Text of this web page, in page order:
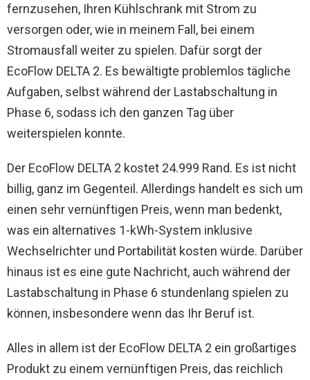
fernzusehen, Ihren Kühlschrank mit Strom zu
versorgen oder, wie in meinem Fall, bei einem
Stromausfall weiter zu spielen. Dafür sorgt der
EcoFlow DELTA 2. Es bewältigte problemlos tägliche
Aufgaben, selbst während der Lastabschaltung in
Phase 6, sodass ich den ganzen Tag über
weiterspielen konnte.
Der EcoFlow DELTA 2 kostet 24.999 Rand. Es ist nicht
billig, ganz im Gegenteil. Allerdings handelt es sich um
einen sehr vernünftigen Preis, wenn man bedenkt,
was ein alternatives 1-kWh-System inklusive
Wechselrichter und Portabilität kosten würde. Darüber
hinaus ist es eine gute Nachricht, auch während der
Lastabschaltung in Phase 6 stundenlang spielen zu
können, insbesondere wenn das Ihr Beruf ist.
Alles in allem ist der EcoFlow DELTA 2 ein großartiges
Produkt zu einem vernünftigen Preis, das reichlich